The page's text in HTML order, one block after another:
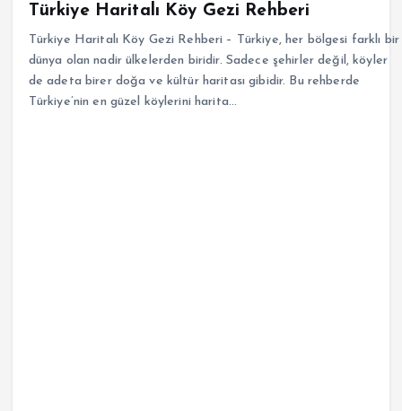
Türkiye Haritalı Köy Gezi Rehberi
Türkiye Haritalı Köy Gezi Rehberi – Türkiye, her bölgesi farklı bir
dünya olan nadir ülkelerden biridir. Sadece şehirler değil, köyler
de adeta birer doğa ve kültür haritası gibidir. Bu rehberde
Türkiye’nin en güzel köylerini harita…